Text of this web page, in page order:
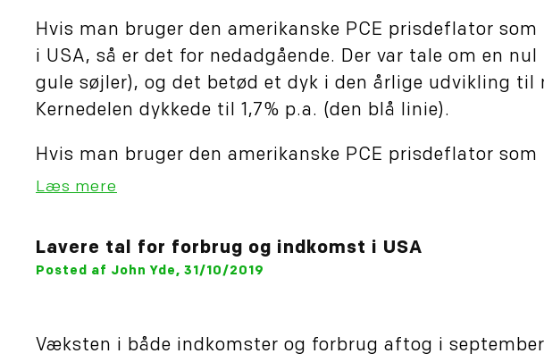
Hvis man bruger den amerikanske PCE prisdeflator
i USA, så er det for nedadgående. Der var tale om en
gule søjler), og det betød et dyk i den årlige udvikling til
Kernedelen dykkede til 1,7% p.a. (den blå linie).
Hvis man bruger den amerikanske PCE prisdeflator som
Læs mere
Lavere tal for forbrug og indkomst i USA
Posted af John Yde, 31/10/2019
Væksten i både indkomster og forbrug aftog i